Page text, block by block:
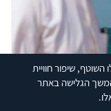
השוטף, שיפור חוויית
הגלישה באתר